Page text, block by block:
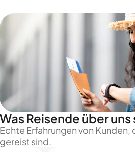
Was Reisende über uns
Echte Erfahrungen von Kunden,
gereist sind.